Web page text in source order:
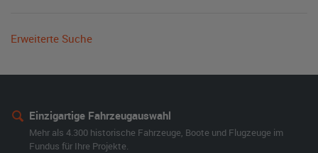
Erweiterte Suche
Einzigartige Fahrzeugauswahl
Mehr als 4.300 historische Fahrzeuge, Boote und Flugzeuge im
Fundus für Ihre Projekte.